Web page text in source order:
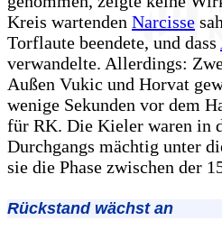
Kreis wartenden Narcisse
Torflaute beendete, und dass
verwandelte. Allerdings:
Außen Vukic und Horvat
wenige Sekunden vor dem
für RK. Die Kieler waren in
Durchgangs mächtig unter
sie die Phase zwischen der
Rückstand wächst an